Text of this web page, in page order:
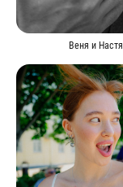
Веня и Настя